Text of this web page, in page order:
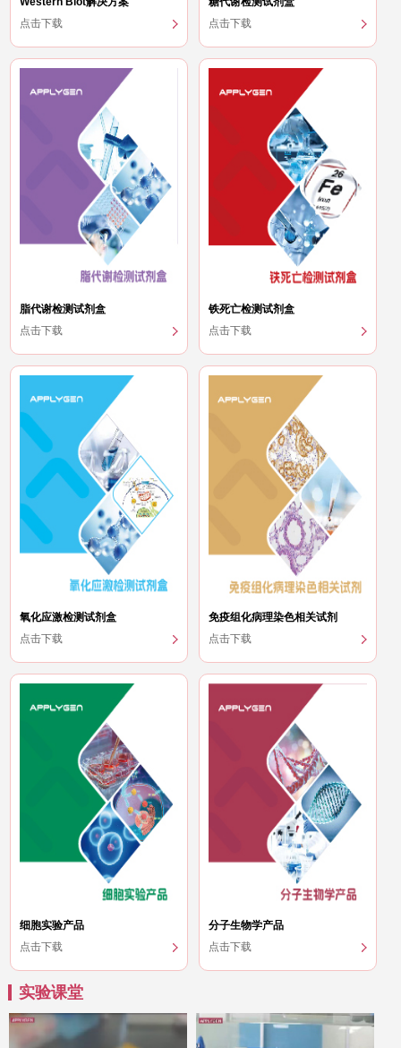
点击下载
点击下载
脂代谢检测试剂盒
点击下载
铁死亡检测试剂盒
点击下载
氧化应激检测试剂盒
点击下载
免疫组化病理染色相关试剂
点击下载
细胞实验产品
点击下载
分子生物学产品
点击下载
实验课堂